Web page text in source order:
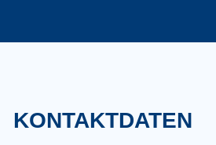
KONTAKTDATEN